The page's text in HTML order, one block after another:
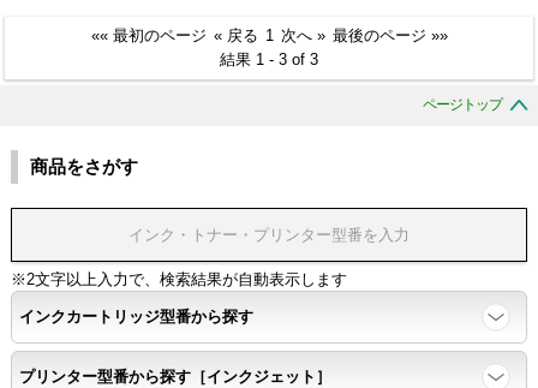
«« 最初のページ « 戻る 1 次へ » 最後のページ »»
結果 1 - 3 of 3
ページトップ
商品をさがす
※2文字以上入力で、検索結果が自動表示します
インクカートリッジ型番から探す
プリンター型番から探す［インクジェット］